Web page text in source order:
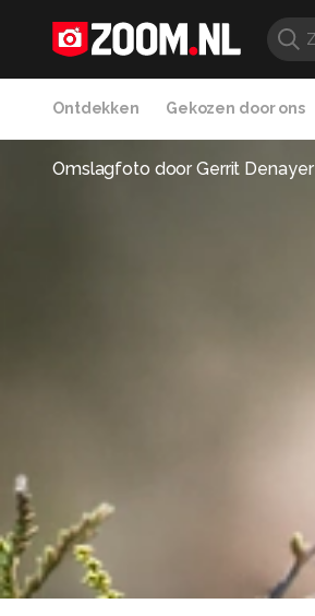
Ontdekken Gekozen door ons
Omslagfoto doorGerrit Denayer